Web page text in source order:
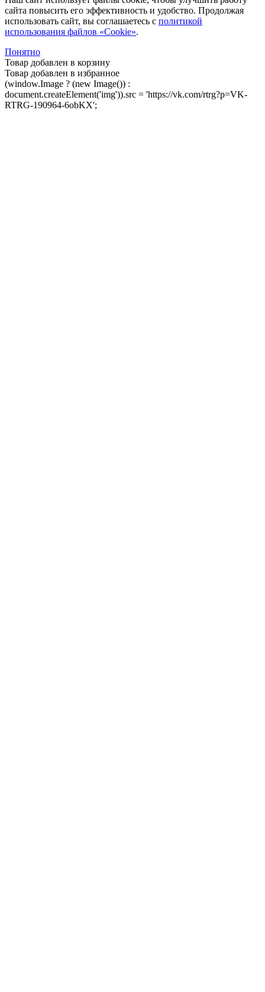
сайта повысить его эффективность и удобство. Продолжая
использовать сайт, вы соглашаетесь с политикой
использования файлов «Cookie».
Понятно
Товар добавлен в корзину
Товар добавлен в избранное
(window.Image ? (new Image()) :
document.createElement('img')).src = 'https://vk.com/rtrg?p=VK-
RTRG-190964-6obKX';